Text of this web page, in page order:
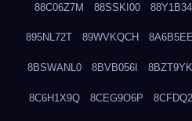
88C06Z7M 88SSKI00
895NL72T 89WVKQCH
8BSWANL0 8BVB056I
8C6H1X9Q 8CEG9O6P